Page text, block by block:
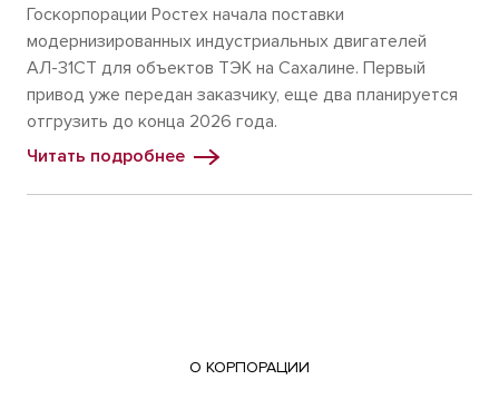
Госкорпорации Ростех начала поставки
модернизированных индустриальных двигателей
АЛ-31СТ для объектов ТЭК на Сахалине. Первый
привод уже передан заказчику, еще два планируется
отгрузить до конца 2026 года.
Читать подробнее
О КОРПОРАЦИИ